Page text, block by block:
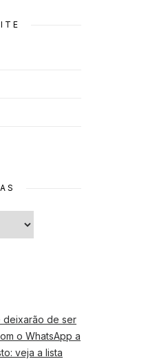
deixarão de ser
o WhatsApp a
veja a lista